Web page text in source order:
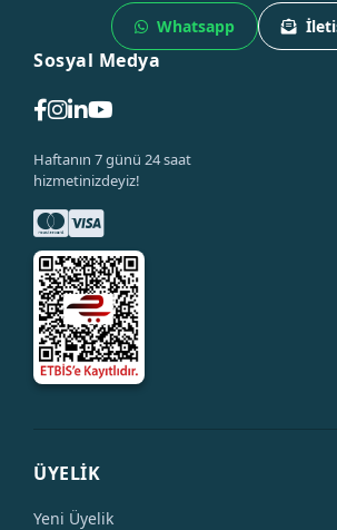
Whatsapp
Sosyal Medya
Haftanın 7 günü 24 saat
hizmetinizdeyiz!
ÜYELİK
Yeni Üyelik